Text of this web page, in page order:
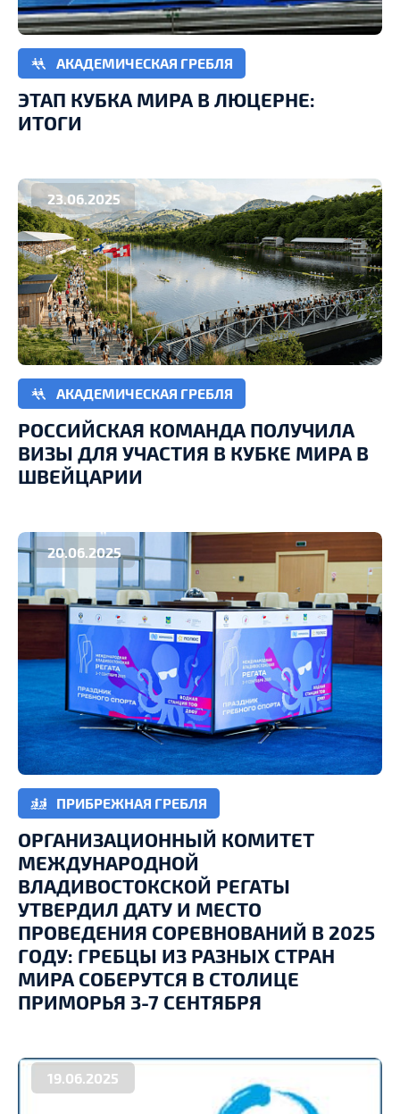
АКАДЕМИЧЕСКАЯ ГРЕБЛЯ
ЭТАП КУБКА МИРА В ЛЮЦЕРНЕ:
ИТОГИ
23.06.2025
АКАДЕМИЧЕСКАЯ ГРЕБЛЯ
РОССИЙСКАЯ КОМАНДА ПОЛУЧИЛА
ВИЗЫ ДЛЯ УЧАСТИЯ В КУБКЕ МИРА В
ШВЕЙЦАРИИ
20.06.2025
ПРИБРЕЖНАЯ ГРЕБЛЯ
ОРГАНИЗАЦИОННЫЙ КОМИТЕТ
МЕЖДУНАРОДНОЙ
ВЛАДИВОСТОКСКОЙ РЕГАТЫ
УТВЕРДИЛ ДАТУ И МЕСТО
ПРОВЕДЕНИЯ СОРЕВНОВАНИЙ В 2025
ГОДУ: ГРЕБЦЫ ИЗ РАЗНЫХ СТРАН
МИРА СОБЕРУТСЯ В СТОЛИЦЕ
ПРИМОРЬЯ 3-7 СЕНТЯБРЯ
19.06.2025